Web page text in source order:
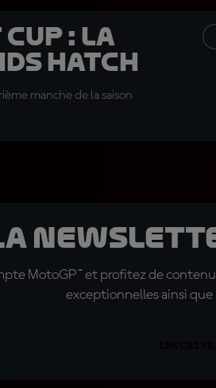
: la
Hatch
manche de la saison
la
MotoGP™ et profitez de
exceptionnelles ainsi